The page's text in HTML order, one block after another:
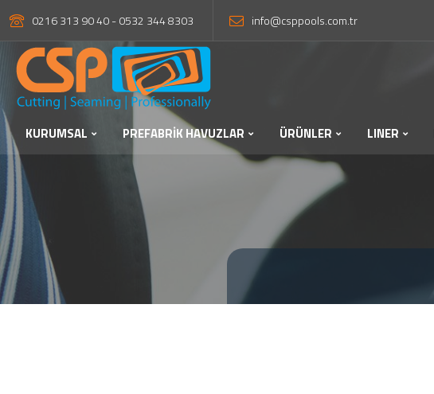
0216 313 90 40 - 0532 344 8303 info@csppools.com.tr
KURUMSAL PREFABRİK HAVUZLAR ÜRÜNLER LINER